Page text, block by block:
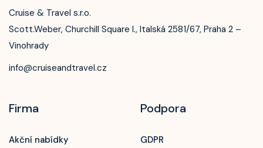
Cruise & Travel s.r.o.
Scott.Weber, Churchill Square I., Italská 2581/67, Praha 2 –
Vinohrady
info@cruiseandtravel.cz
Firma
Akční nabídky
Podpora
GDPR